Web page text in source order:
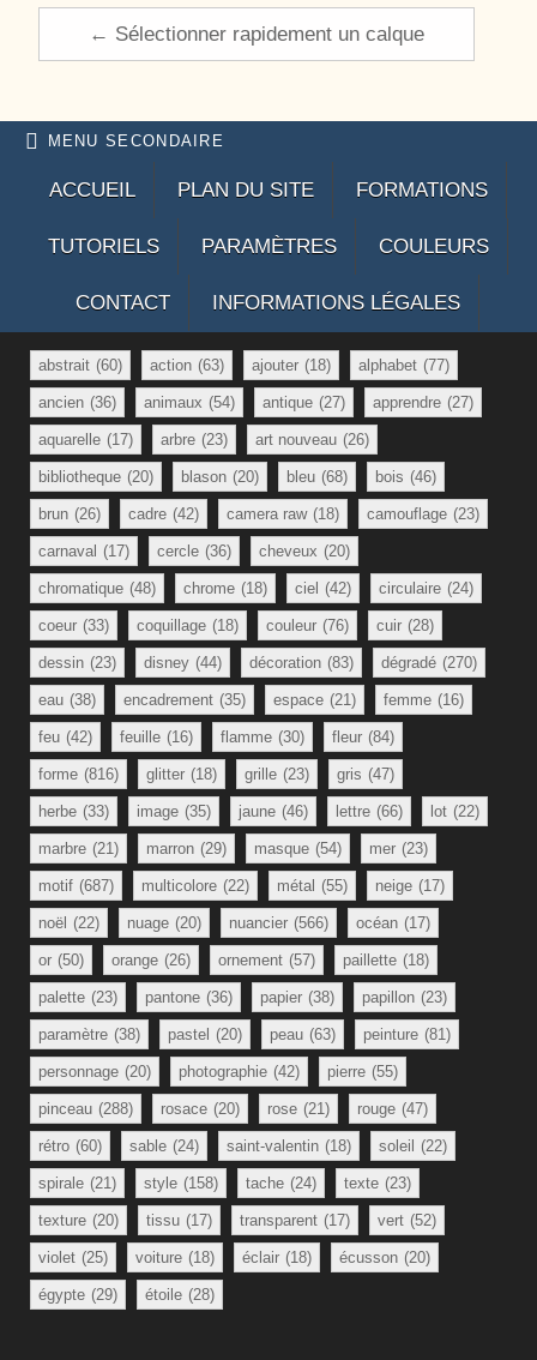
← Sélectionner rapidement un calque
MENU SECONDAIRE
ACCUEIL PLAN DU SITE FORMATIONS
TUTORIELS PARAMÈTRES COULEURS
CONTACT INFORMATIONS LÉGALES
abstrait (60) action (63) ajouter (18) alphabet (77)
ancien (36) animaux (54) antique (27) apprendre (27)
aquarelle (17) arbre (23) art nouveau (26)
bibliotheque (20) blason (20) bleu (68) bois (46)
brun (26) cadre (42) camera raw (18) camouflage (23)
carnaval (17) cercle (36) cheveux (20)
chromatique (48) chrome (18) ciel (42) circulaire (24)
coeur (33) coquillage (18) couleur (76) cuir (28)
dessin (23) disney (44) décoration (83) dégradé (270)
eau (38) encadrement (35) espace (21) femme (16)
feu (42) feuille (16) flamme (30) fleur (84)
forme (816) glitter (18) grille (23) gris (47)
herbe (33) image (35) jaune (46) lettre (66) lot (22)
marbre (21) marron (29) masque (54) mer (23)
motif (687) multicolore (22) métal (55) neige (17)
noël (22) nuage (20) nuancier (566) océan (17)
or (50) orange (26) ornement (57) paillette (18)
palette (23) pantone (36) papier (38) papillon (23)
paramètre (38) pastel (20) peau (63) peinture (81)
personnage (20) photographie (42) pierre (55)
pinceau (288) rosace (20) rose (21) rouge (47)
rétro (60) sable (24) saint-valentin (18) soleil (22)
spirale (21) style (158) tache (24) texte (23)
texture (20) tissu (17) transparent (17) vert (52)
violet (25) voiture (18) éclair (18) écusson (20)
égypte (29) étoile (28)